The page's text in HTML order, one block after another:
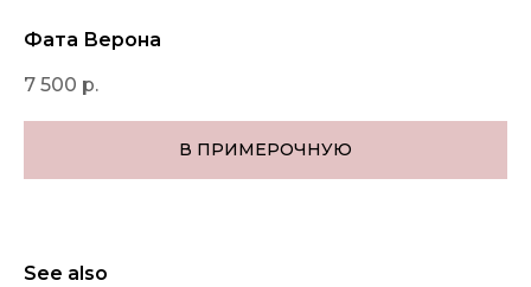
Фата Верона
7 500 р.
В ПРИМЕРОЧНУЮ
See also